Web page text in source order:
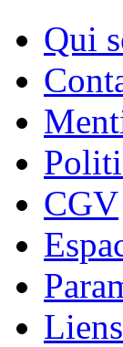
Qui
CGV